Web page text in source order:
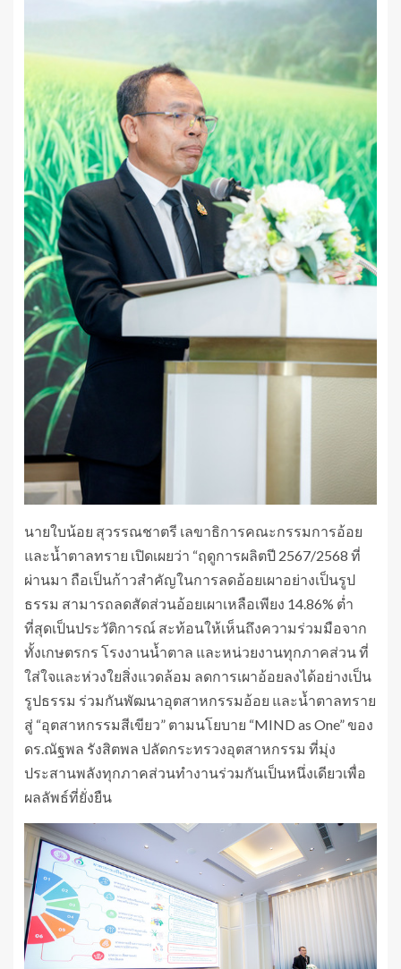
นายใบน้อย สุวรรณชาตรี เลขาธิการคณะกรรมการอ้อย
และน้ำตาลทราย เปิดเผยว่า “ฤดูการผลิตปี 2567/2568 ที่
ผ่านมา ถือเป็นก้าวสำคัญในการลดอ้อยเผาอย่างเป็นรูป
ธรรม สามารถลดสัดส่วนอ้อยเผาเหลือเพียง 14.86% ต่ำ
ที่สุดเป็นประวัติการณ์ สะท้อนให้เห็นถึงความร่วมมือจาก
ทั้งเกษตรกร โรงงานน้ำตาล และหน่วยงานทุกภาคส่วน ที่
ใส่ใจและห่วงใยสิ่งแวดล้อม ลดการเผาอ้อยลงได้อย่างเป็น
รูปธรรม ร่วมกันพัฒนาอุตสาหกรรมอ้อย และน้ำตาลทราย
สู่ “อุตสาหกรรมสีเขียว” ตามนโยบาย “MIND as One” ของ
ดร.ณัฐพล รังสิตพล ปลัดกระทรวงอุตสาหกรรม ที่มุ่ง
ประสานพลังทุกภาคส่วนทำงานร่วมกันเป็นหนึ่งเดียวเพื่อ
ผลลัพธ์ที่ยั่งยืน